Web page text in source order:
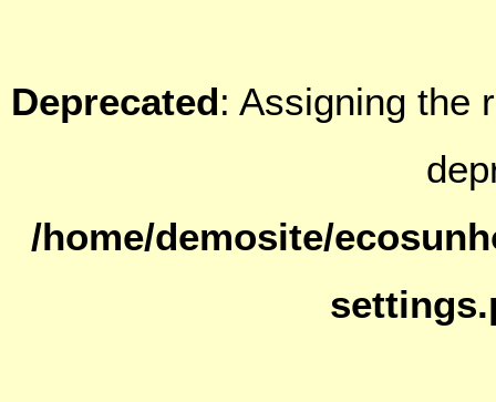
Deprecated: Assigning the
/home/demosite/